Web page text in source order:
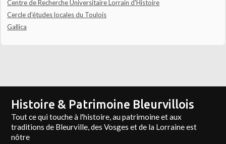
Centre de Recherche Universitaire Lorrain d'Histoire
Cercle d'études locales du Toulois
Gallica
Histoire & Patrimoine Bleurvillois
Tout ce qui touche à l'histoire, au patrimoine et aux
traditions de Bleurville, des Vosges et de la Lorraine est
nôtre